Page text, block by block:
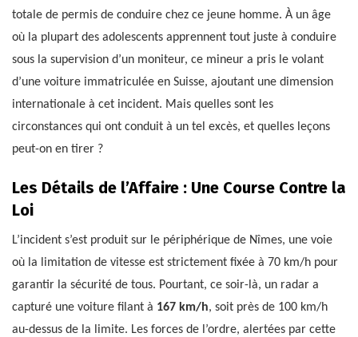
totale de permis de conduire chez ce jeune homme. À un âge
où la plupart des adolescents apprennent tout juste à conduire
sous la supervision d’un moniteur, ce mineur a pris le volant
d’une voiture immatriculée en Suisse, ajoutant une dimension
internationale à cet incident. Mais quelles sont les
circonstances qui ont conduit à un tel excès, et quelles leçons
peut-on en tirer ?
Les Détails de l’Affaire : Une Course Contre la
Loi
L’incident s’est produit sur le périphérique de Nîmes, une voie
où la limitation de vitesse est strictement fixée à 70 km/h pour
garantir la sécurité de tous. Pourtant, ce soir-là, un radar a
capturé une voiture filant à 167 km/h, soit près de 100 km/h
au-dessus de la limite. Les forces de l’ordre, alertées par cette